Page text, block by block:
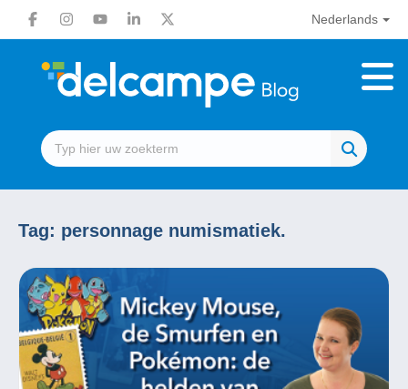
Nederlands
Tag: personnage numismatiek.